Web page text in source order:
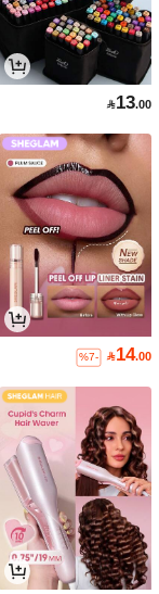
13.00
14.00
%7-